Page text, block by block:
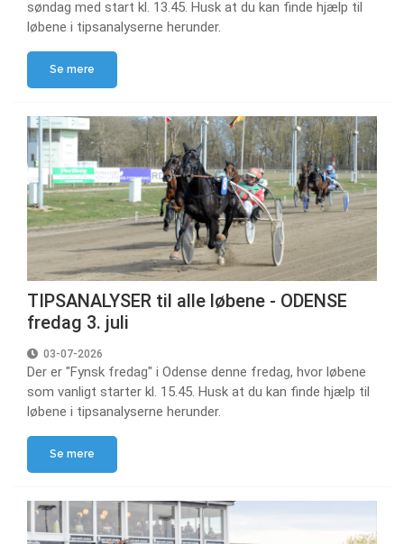
søndag med start kl. 13.45. Husk at du kan finde hjælp til
løbene i tipsanalyserne herunder.
Se mere
TIPSANALYSER til alle løbene - ODENSE
fredag 3. juli
03-07-2026
Der er "Fynsk fredag" i Odense denne fredag, hvor løbene
som vanligt starter kl. 15.45. Husk at du kan finde hjælp til
løbene i tipsanalyserne herunder.
Se mere